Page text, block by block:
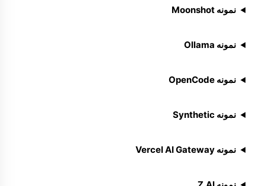
نمونه Moonshot
نمونه Ollama
نمونه OpenCode
نمونه Synthetic
نمونه Vercel AI Gateway